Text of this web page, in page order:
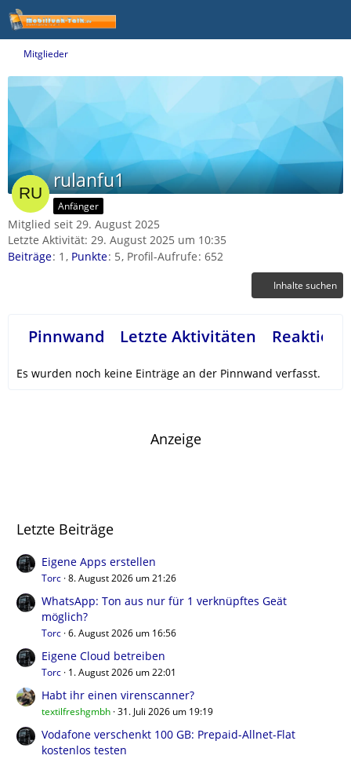
Mitglieder
rulanfu1
Anfänger
Mitglied seit 29. August 2025
Letzte Aktivität: 29. August 2025 um 10:35
Beiträge 1 Punkte 5 Profil-Aufrufe 652
Inhalte suchen
Pinnwand Letzte Aktivitäten
Es wurden noch keine Einträge an der Pinnwand verfasst.
Anzeige
Letzte Beiträge
Eigene Apps erstellen
Torc 8. August 2026 um 21:26
WhatsApp: Ton aus nur für 1 verknüpftes Geät
möglich?
Torc 6. August 2026 um 16:56
Eigene Cloud betreiben
Torc 1. August 2026 um 22:01
Habt ihr einen virenscanner?
textilfreshgmbh 31. Juli 2026 um 19:19
Vodafone verschenkt 100 GB: Prepaid-Allnet-Flat
kostenlos testen